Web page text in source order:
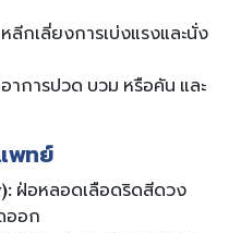
ลีกเลี่ยงการเบ่งแรงและนั่ง
าการปวด บวม หรือคัน และ
พทย์
ฝ่อหลอดเลือดริดสีดวง
ออก